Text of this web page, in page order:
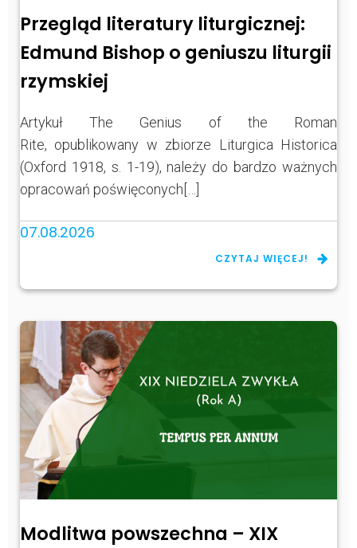
Przegląd literatury liturgicznej:
Edmund Bishop o geniuszu liturgii
rzymskiej
Artykuł The Genius of the Roman
Rite, opublikowany w zbiorze Liturgica Historica
(Oxford 1918, s. 1-19), należy do bardzo ważnych
opracowań poświęconych[…]
07.08.2026
CZYTAJ WIĘCEJ!
Modlitwa powszechna – XIX